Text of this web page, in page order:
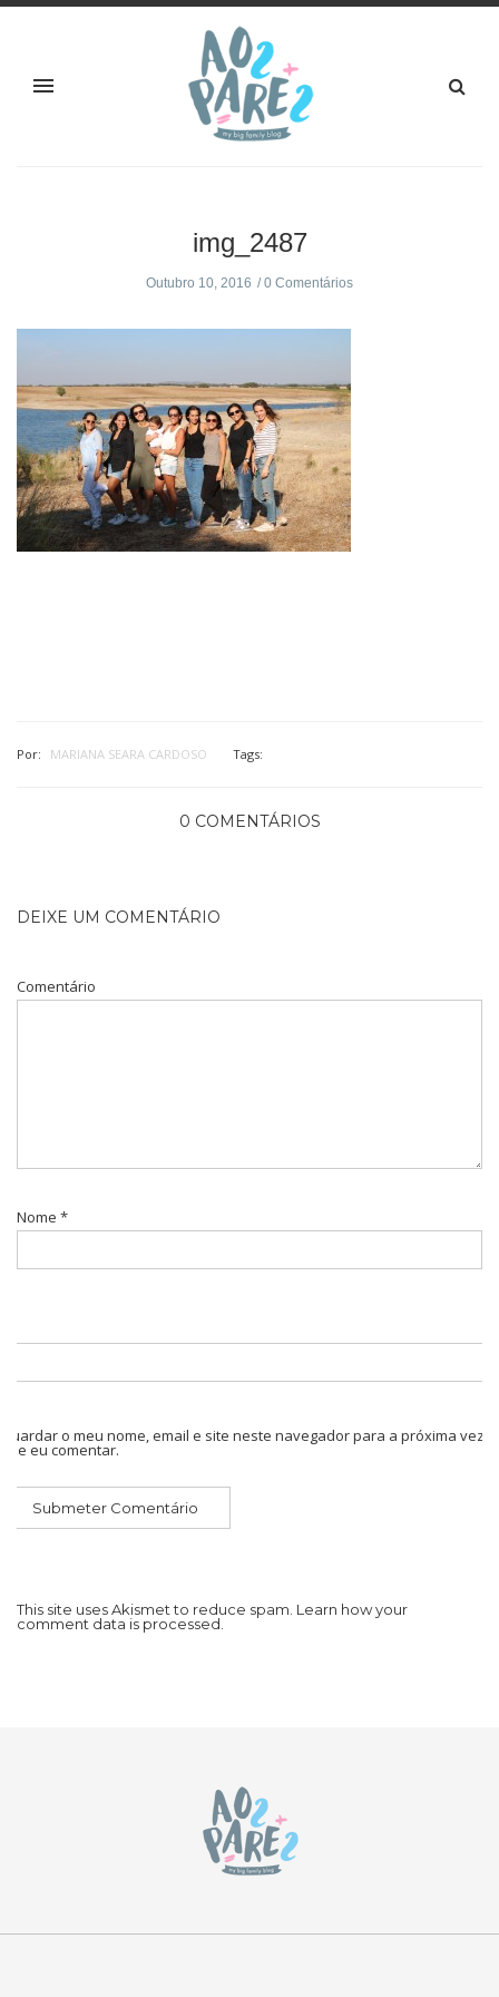
img_2487
Outubro 10, 2016 0 Comentários
Por: MARIANA SEARA CARDOSO Tags:
0 COMENTÁRIOS
DEIXE UM COMENTÁRIO
Comentário
Nome *
Guardar o meu nome, email e site neste navegador para a próxima vez
que eu comentar.
This site uses Akismet to reduce spam. Learn how your
comment data is processed.